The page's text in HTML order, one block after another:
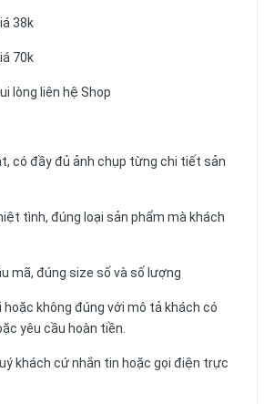
38k
70k
lòng liên hệ Shop
có đầy đủ ảnh chụp từng chi tiết sản
tình, đúng loại sản phẩm mà khách
mã, đúng size số và số lượng
hoặc không đúng với mô tả khách có
yêu cầu hoàn tiền.
khách cứ nhắn tin hoặc gọi điện trực